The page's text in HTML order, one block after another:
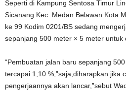
Seperti di Kampung Sentosa Timur
Sicanang Kec. Medan Belawan Kota
ke 99 Kodim 0201/BS sedang
sepanjang 500 meter × 5 meter untuk
“Pembuatan jalan baru sepanjang
tercapai 1,10 %,”saja,diharapkan jika
pengerjaannya akan lancar,”sebut